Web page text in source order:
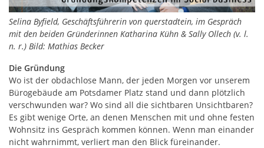
Selina Byfield, Geschäftsführerin von querstadtein, im Gespräch
mit den beiden Gründerinnen Katharina Kühn & Sally Ollech (v. l.
n. r.) Bild: Mathias Becker
Die Gründung
Wo ist der obdachlose Mann, der jeden Morgen vor unserem
Bürogebäude am Potsdamer Platz stand und dann plötzlich
verschwunden war? Wo sind all die sichtbaren Unsichtbaren?
Es gibt wenige Orte, an denen Menschen mit und ohne festen
Wohnsitz ins Gespräch kommen können. Wenn man einander
nicht wahrnimmt, verliert man den Blick füreinander.